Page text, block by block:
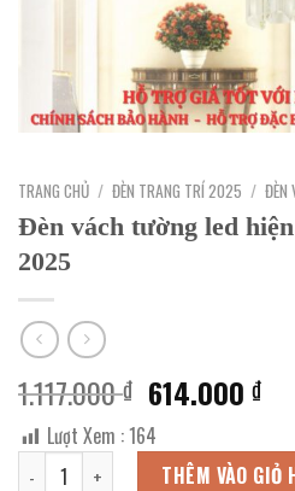
TRANG CHỦ / ĐÈN TRANG TRÍ 2025 / ĐÈN
Đèn vách tường led
2025
1.117.000₫ Giá
gốc
là:
1.117.000 ₫.
614.000₫Giá
tại
là:
Lượt Xem :164
Đèn vách tường led hiện đại VT306-
THÊM VÀO GIỎ